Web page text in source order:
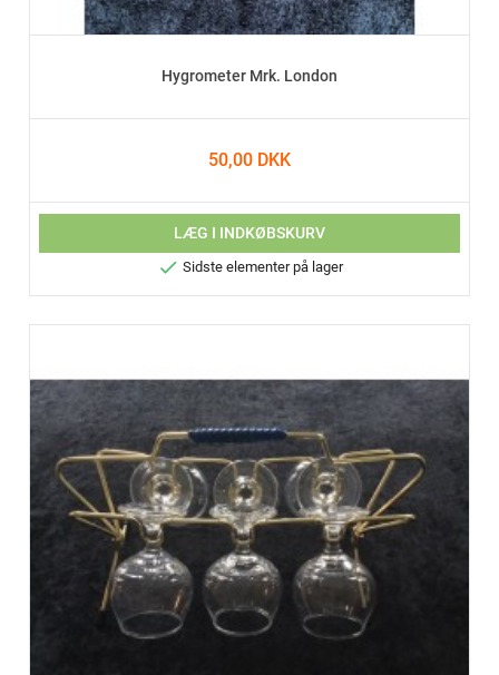
Hygrometer Mrk. London
50,00 DKK
LÆG I INDKØBSKURV
 Sidste elementer på lager